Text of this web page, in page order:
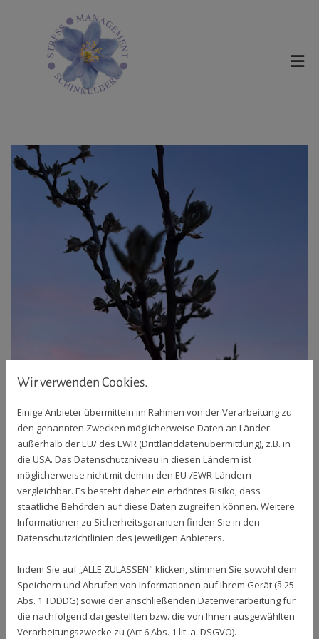
Resilienzhäppchen
20 - Lebenskreis II
In der Morgendämmerung
spreche ich mit denjenigen,
die mir nah waren und deren Rat mir fehlt.
In der Morgendämmerung
Wir verwenden Cookies.
Einige Anbieter übermitteln im Rahmen von der Verarbeitung zu
den genannten Zwecken möglicherweise Daten an Länder
außerhalb der EU/ des EWR (Drittlanddatenübermittlung), z.B. in
die USA. Das Datenschutzniveau in diesen Ländern ist
möglicherweise nicht mit dem in den EU-/EWR-Ländern
vergleichbar. Es besteht daher ein erhöhtes Risiko, dass
staatliche Behörden auf diese Daten zugreifen können. Weitere
Informationen zu Sicherheitsgarantien finden Sie in den
Datenschutzrichtlinien des jeweiligen Anbieters.
Indem Sie auf „ALLE ZULASSEN" klicken, stimmen Sie sowohl dem
Speichern und Abrufen von Informationen auf Ihrem Gerät (§ 25
Abs. 1 TDDDG) sowie der anschließenden Datenverarbeitung für
die nachfolgend dargestellten bzw. die von Ihnen ausgewählten
Verarbeitungszwecke zu (Art 6 Abs. 1 lit. a. DSGVO).